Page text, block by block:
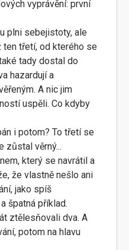
vyprávění: první
plni sebejistoty, ale
ten třetí, od kterého se
tady dostal do
hazardují a
A nic jim
uspěli. Co kdyby
i potom? To třetí se
zůstal věrný...
který se navrátil a
že vlastně nešlo ani
jako spíš
špatná příklad.
ztělesňovali dva. A
potom na hlavu